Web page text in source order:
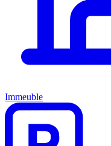
Immeuble